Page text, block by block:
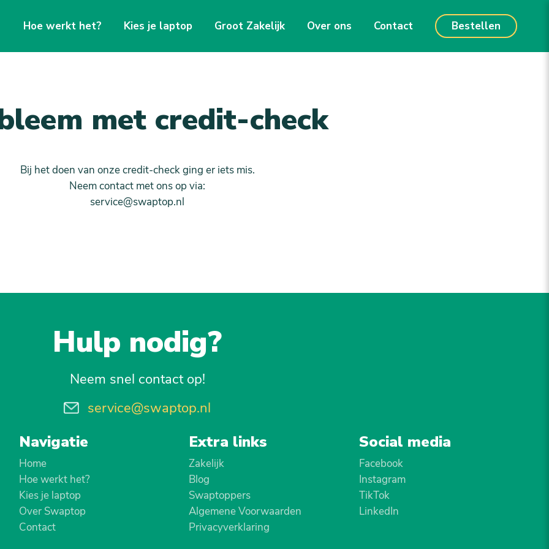
Hoe werkt het? Kies je laptop Groot Zakelijk Over ons Contact Bestellen
met credit-check
Bij het doen van onze credit-check ging er iets mis.
Neem contact met ons op via:
service@swaptop.nl
Hulp nodig?
Neem snel contact op!
service@swaptop.nl
Navigatie
Home
Hoe werkt het?
Kies je laptop
Over Swaptop
Contact
Extra links
Zakelijk
Blog
Swaptoppers
Algemene Voorwaarden
Privacyverklaring
Social media
Facebook
Instagram
TikTok
LinkedIn